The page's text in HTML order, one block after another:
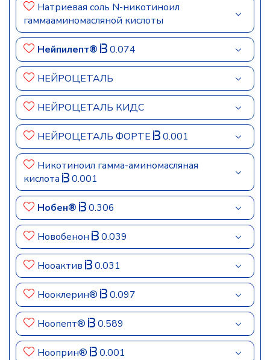
Натриевая соль N-никотиноил
гаммааминомасляной кислоты
Нейпилепт® 0.074
НЕЙРОЦЕТАЛЬ
НЕЙРОЦЕТАЛЬ КИДС
НЕЙРОЦЕТАЛЬ ФОРТЕ 0.001
Никотиноил гамма-аминомасляная
кислота
0.001
Нобен® 0.306
Новобенон 0.039
Нооактив 0.031
Нооклерин® 0.097
Ноопепт® 0.589
Нооприн® 0.001